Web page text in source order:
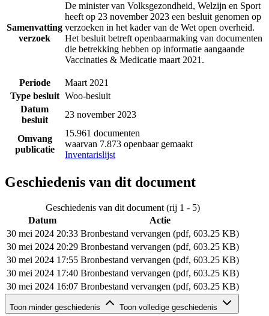
Samenvatting
verzoek
De minister van Volksgezondheid, Welzijn en Sport
heeft op 23 november 2023 een besluit genomen op
verzoeken in het kader van de Wet open overheid.
Het besluit betreft openbaarmaking van documenten
die betrekking hebben op informatie aangaande
Vaccinaties & Medicatie maart 2021.
Periode
Maart 2021
Type besluit Woo-besluit
Datum
besluit
23 november 2023
Omvang
publicatie
15.961 documenten
waarvan 7.873 openbaar gemaakt
Inventarislijst
Geschiedenis van dit document
Geschiedenis van dit document (rij 1 - 5)
Datum
Actie
30 mei 2024 20:33 Bronbestand vervangen (pdf, 603.25 KB)
30 mei 2024 20:29 Bronbestand vervangen (pdf, 603.25 KB)
30 mei 2024 17:55 Bronbestand vervangen (pdf, 603.25 KB)
30 mei 2024 17:40 Bronbestand vervangen (pdf, 603.25 KB)
30 mei 2024 16:07 Bronbestand vervangen (pdf, 603.25 KB)
Geschiedenis van dit document (rij 6 - 6)
Datum
Actie
Toon minder geschiedenis Toon volledige geschiedenis